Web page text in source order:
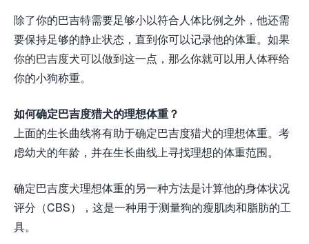
除了你的巴吉特需要足够小以符合人体比例之外，他还需
要保持足够的静止状态，直到你可以记录他的体重。如果
你的巴吉度犬可以做到这一点，那么你就可以用人体秤给
你的小狗称重。
如何确定巴吉度猎犬的理想体重？
上面的生长曲线将有助于确定巴吉度猎犬的理想体重。考
虑幼犬的年龄，并在生长曲线上寻找理想的体重范围。
确定巴吉度犬理想体重的另一种方法是计算他的身体状况
评分（CBS），这是一种用于测量狗的瘦肌肉和脂肪的工
具。